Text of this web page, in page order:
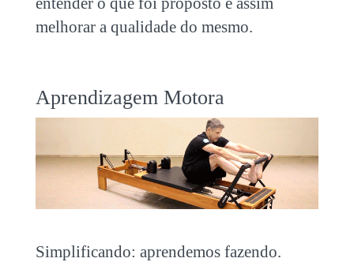
melhorar a qualidade do mesmo.
Aprendizagem Motora
Simplificando: aprendemos fazendo.